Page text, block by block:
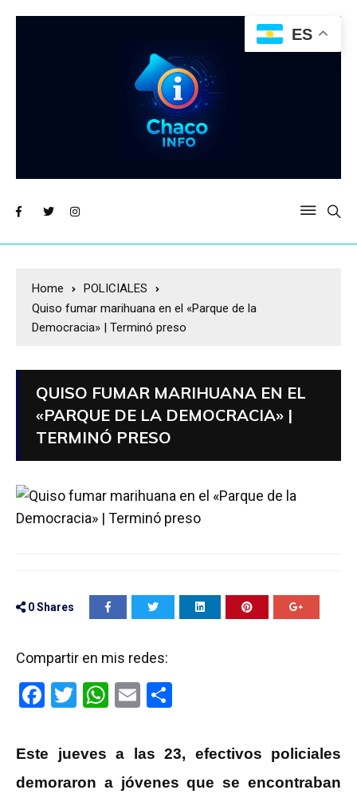
Home
POLICIALES
Quiso fumar marihuana en el «Parque de la
Democracia» | Terminó preso
QUISO FUMAR MARIHUANA EN EL
«PARQUE DE LA DEMOCRACIA» |
TERMINÓ PRESO
0Shares
Compartir en mis redes:
F
ce
b
T
tt
er
W
at
s
E
ail m
p
Este jueves a las 23, efectivos policiales
demoraron a jóvenes que se encontraban
ES